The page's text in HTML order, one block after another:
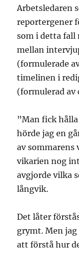
Arbetsledaren
reportergener
som i detta fall
mellan
(formulerade
timelinen i
(formulerad av
”Man fick
hörde jag en
av sommarens
vikarien nog
avgjorde vilka
långvik.
Det låter
grymt. Men
att förstå hur